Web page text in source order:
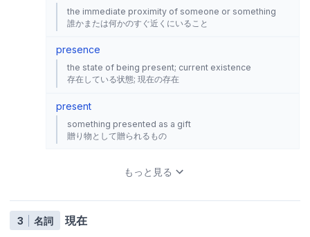
the immediate proximity of someone or something
誰かまたは何かのすぐ近くにいること
presence
the state of being present; current existence
存在している状態; 現在の存在
present
something presented as a gift
贈り物として贈られるもの
もっと見る
3 名詞 現在